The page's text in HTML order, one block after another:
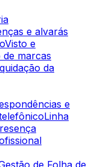
e alvarás
Visto e
marcas
da
e
Linha
de Folha de